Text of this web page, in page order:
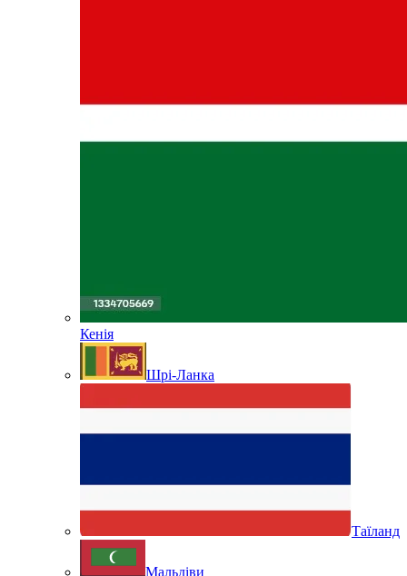
Кенія
Шрі-Ланка
Таїланд
Мальдіви